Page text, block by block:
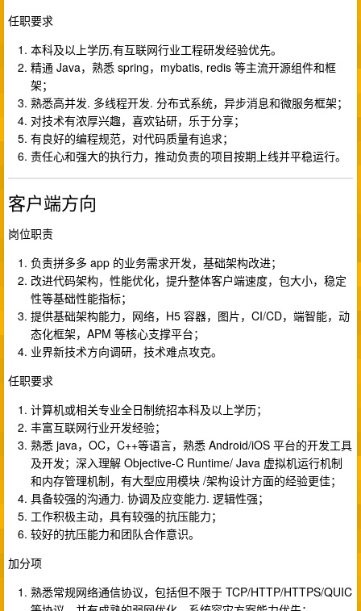
任职要求
本科及以上学历,有互联网行业工程研发经验优先。
精通 Java，熟悉 spring，mybatis, redis 等主流开源组件和框
架；
熟悉高并发. 多线程开发. 分布式系统，异步消息和微服务框架；
对技术有浓厚兴趣，喜欢钻研，乐于分享；
有良好的编程规范，对代码质量有追求；
责任心和强大的执行力，推动负责的项目按期上线并平稳运行。
客户端方向
岗位职责
负责拼多多 app 的业务需求开发，基础架构改进；
改进代码架构，性能优化，提升整体客户端速度，包大小，稳定
性等基础性能指标；
提供基础架构能力，网络，H5 容器，图片，CI/CD，端智能，动
态化框架，APM 等核心支撑平台；
业界新技术方向调研，技术难点攻克。
任职要求
计算机或相关专业全日制统招本科及以上学历；
丰富互联网行业开发经验；
熟悉 java，OC，C++等语言，熟悉 Android/iOS 平台的开发工具
及开发；深入理解 Objective-C Runtime/ Java 虚拟机运行机制
和内存管理机制，有大型应用模块 /架构设计方面的经验更佳；
具备较强的沟通力. 协调及应变能力. 逻辑性强；
工作积极主动，具有较强的抗压能力；
较好的抗压能力和团队合作意识。
加分项
熟悉常规网络通信协议，包括但不限于 TCP/HTTP/HTTPS/QUIC